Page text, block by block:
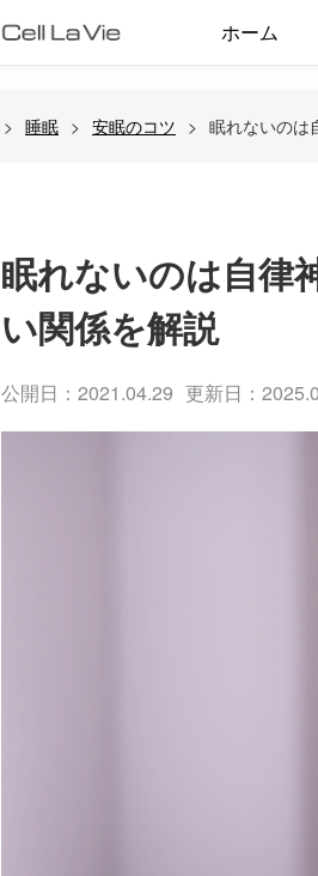
ホーム
睡眠 安眠のコツ 眠れないのは
眠れないのは自律
い関係を解説
公開日：2021.04.29 更新日：